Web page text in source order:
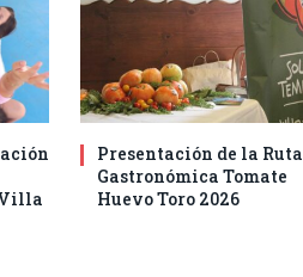
Presentación de la Ruta
Gastronómica Tomate
Huevo Toro 2026